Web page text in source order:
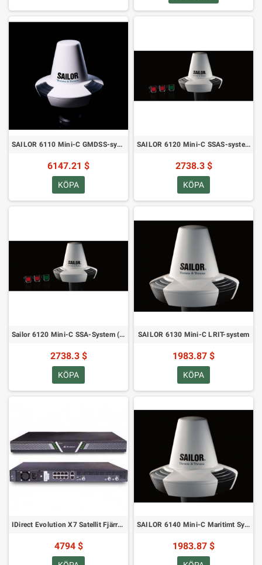
SAILOR 6110 Mini-C GMDSS-system
6147.21 $
KÖPA
SAILOR 6120 Mini-C SSAS-system
2738.3 $
KÖPA
Sailor 6120 Mini-C SSA-System (US-version)
2738.3 $
KÖPA
SAILOR 6130 Mini-C LRIT-system
1983.87 $
KÖPA
IDirect Evolution X7 Satellit Fjärrrouter Modem
4794 $
SAILOR 6140 Mini-C Maritimt System
1983.87 $